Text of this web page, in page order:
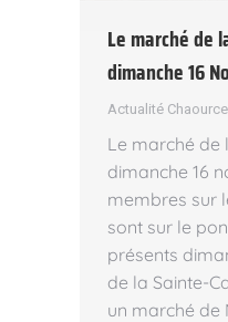
Le marché de
dimanche 16
Actualité Chaource
Le marché de
dimanche 16
membres sur
sont sur le
présents
de la Sainte-
un marché de